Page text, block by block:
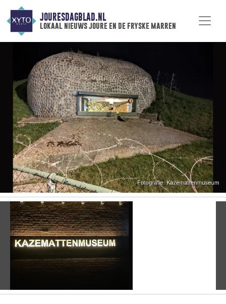
JOURESDAGBLAD.NL
lokaal nieuws joure en de fryske marren
Vorige